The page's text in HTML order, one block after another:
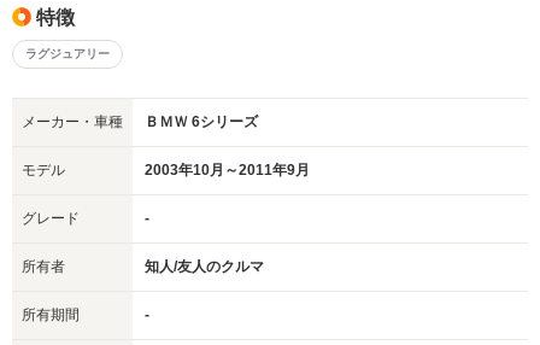
特徴
ラグジュアリー
メーカー・車種 ＢＭＷ 6シリーズ
モデル 2003年10月～2011年9月
グレード -
所有者 知人/友人のクルマ
所有期間 -